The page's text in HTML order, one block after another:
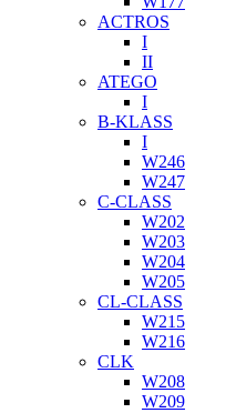
ACTROS
I
II
ATEGO
I
B-KLASS
I
W246
W247
C-CLASS
W202
W203
W204
W205
CL-CLASS
W215
W216
CLK
W208
W209